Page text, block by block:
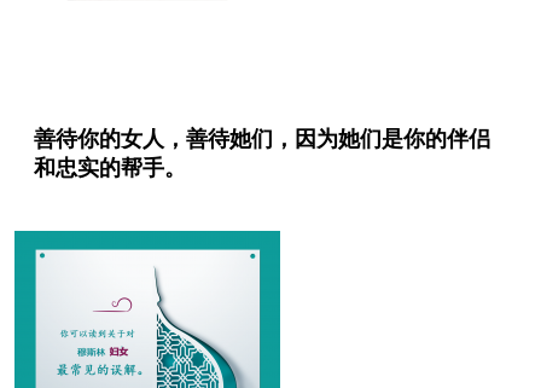
善待你的女人，善待她们，因为她们是你的伴侣
和忠实的帮手。